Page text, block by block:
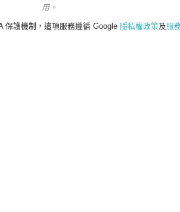
用。
保護機制，這項服務遵循 Google 隱私權政策及服